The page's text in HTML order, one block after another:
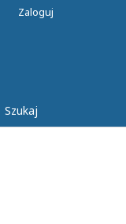
Szukaj
Zaloguj